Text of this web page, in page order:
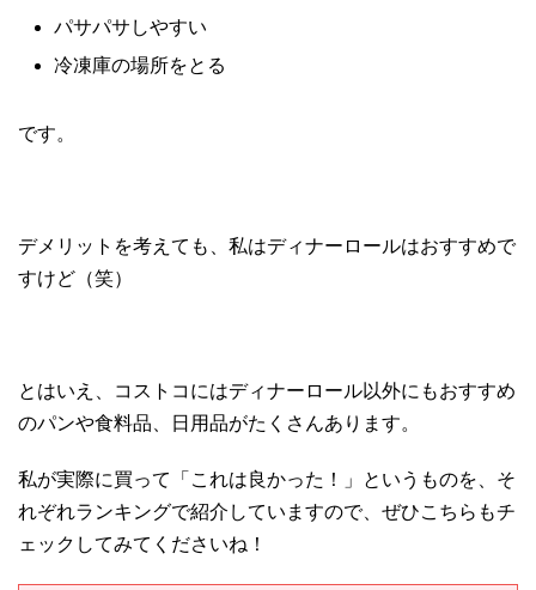
パサパサしやすい
冷凍庫の場所をとる
です。
デメリットを考えても、私はディナーロールはおすすめで
すけど（笑）
とはいえ、コストコにはディナーロール以外にもおすすめ
のパンや食料品、日用品がたくさんあります。
私が実際に買って「これは良かった！」というものを、そ
れぞれランキングで紹介していますので、ぜひこちらもチ
ェックしてみてくださいね！